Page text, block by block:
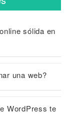
sólida en
una web?
WordPress te